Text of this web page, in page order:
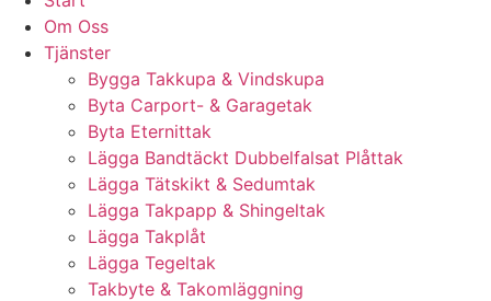
Om Oss
Tjänster
Bygga Takkupa & Vindskupa
Byta Carport- & Garagetak
Byta Eternittak
Lägga Bandtäckt Dubbelfalsat Plåttak
Lägga Tätskikt & Sedumtak
Lägga Takpapp & Shingeltak
Lägga Takplåt
Lägga Tegeltak
Takbyte & Takomläggning